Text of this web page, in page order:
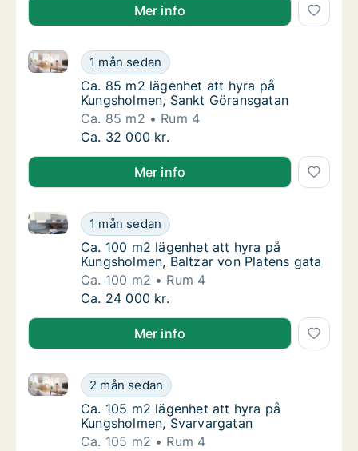
Mer info
Ca. 85 m2 lägenhet att hyra på
1 mån sedan
Ca. 85 m2 lägenhet att hyra på Kungsholmen, Sankt
Ca. 85 m2 lägenhet att hyra på
Ca. 85 m2 lägenhet att hyra på
Kungsholmen, Sankt Göransgatan
Ca. 85 m2
Rum 4
Ca. 85 m2 lägenhet att hyra på
Ca. 32 000 kr.
Mer info
Ca. 100 m2 lägenhet att hyra på
1 mån sedan
Ca. 100 m2 lägenhet att hyra på Kungsholmen,
Ca. 100 m2 lägenhet att hyra på
Ca. 100 m2 lägenhet att hyra på
Kungsholmen, Baltzar von Platens gata
Ca. 100 m2
Rum 4
Ca. 100 m2 lägenhet att hyra på
Ca. 24 000 kr.
Mer info
Ca. 105 m2 lägenhet att hyra på
2 mån sedan
Ca. 105 m2 lägenhet att hyra på Kungsholmen,
Ca. 105 m2 lägenhet att hyra på
Ca. 105 m2 lägenhet att hyra på
Kungsholmen, Svarvargatan
Ca. 105 m2
Rum 4